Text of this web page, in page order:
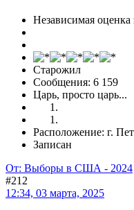
Независимая
Старожил
Сообщения: 6 159
Царь, просто царь...
Расположение: г.
Записан
От: Выборы в США - 2024
#212
12:34, 03 марта, 2025